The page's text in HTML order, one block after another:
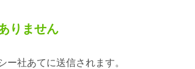
りません
社あてに送信されます。